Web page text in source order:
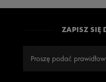
ZAPISZ SIĘ